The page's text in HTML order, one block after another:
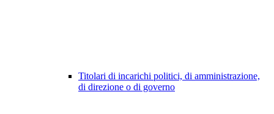
Titolari di incarichi politici, di amministrazione,
di direzione o di governo